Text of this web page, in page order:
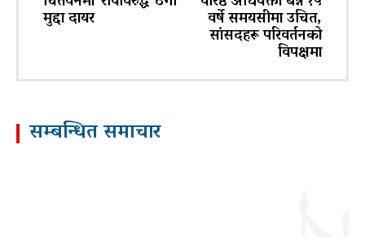
मुद्दा दायर वर्षे समयसीमा उचित,
सांसदहरू परिवर्तनको
विपक्षमा
सम्बन्धित समाचार